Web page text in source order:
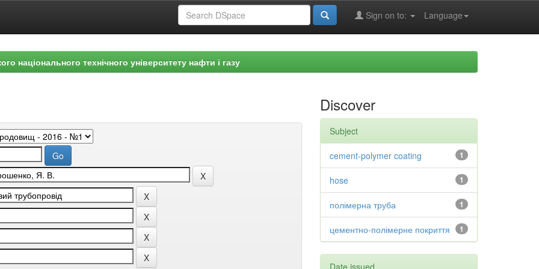
Language
Sign on to:
національного технічного університету нафти і газу
Discover
Subject
1
cement-polymer coating
1
hose
1
полімерна труба
1
цементно-полімерне покриття
Date issued